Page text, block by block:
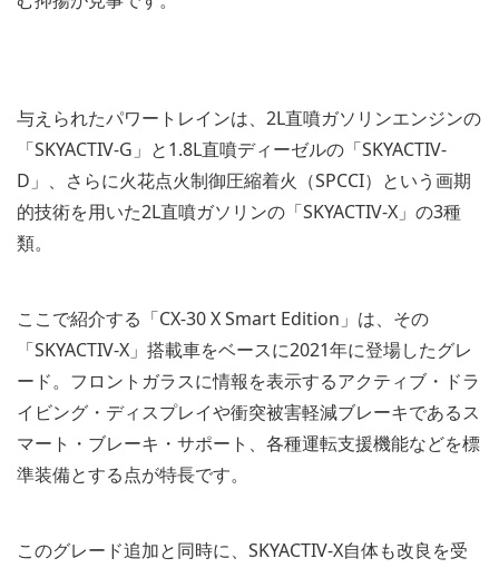
与えられたパワートレインは、2L直噴ガソリンエンジンの
「SKYACTIV-G」と1.8L直噴ディーゼルの「SKYACTIV-
D」、さらに火花点火制御圧縮着火（SPCCI）という画期
的技術を用いた2L直噴ガソリンの「SKYACTIV-X」の3種
類。
ここで紹介する「CX-30 X Smart Edition」は、その
「SKYACTIV-X」搭載車をベースに2021年に登場したグレ
ード。フロントガラスに情報を表示するアクティブ・ドラ
イビング・ディスプレイや衝突被害軽減ブレーキであるス
マート・ブレーキ・サポート、各種運転支援機能などを標
準装備とする点が特長です。
このグレード追加と同時に、SKYACTIV-X自体も改良を受